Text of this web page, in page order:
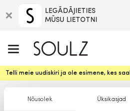
Nõusolek Üksikasjad
LEGĀDĀJIETIES
MŪSU LIETOTNI
Telli meie uudiskiri ja ole esimene, kes